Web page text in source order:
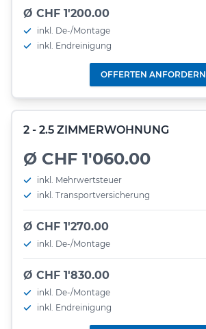
Ø CHF 1'200.00
inkl. De-/Montage
inkl. Endreinigung
OFFERTEN ANFORDERN
2 - 2.5 ZIMMERWOHNUNG
Ø CHF 1'060.00
inkl. Mehrwertsteuer
inkl. Transportversicherung
Ø CHF 1'270.00
inkl. De-/Montage
Ø CHF 1'830.00
inkl. De-/Montage
inkl. Endreinigung